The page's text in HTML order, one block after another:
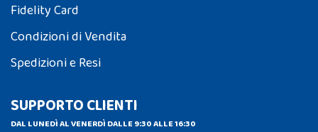
Fidelity Card
Condizioni di Vendita
Spedizioni e Resi
SUPPORTO CLIENTI
DAL LUNEDÌ AL VENERDÌ DALLE 9:30 ALLE 16:30